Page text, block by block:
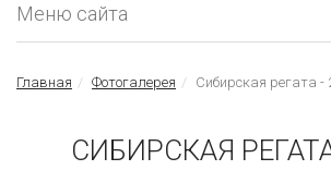
Меню сайта
Главная Фотогалерея Сибирская регата -
СИБИРСКАЯ